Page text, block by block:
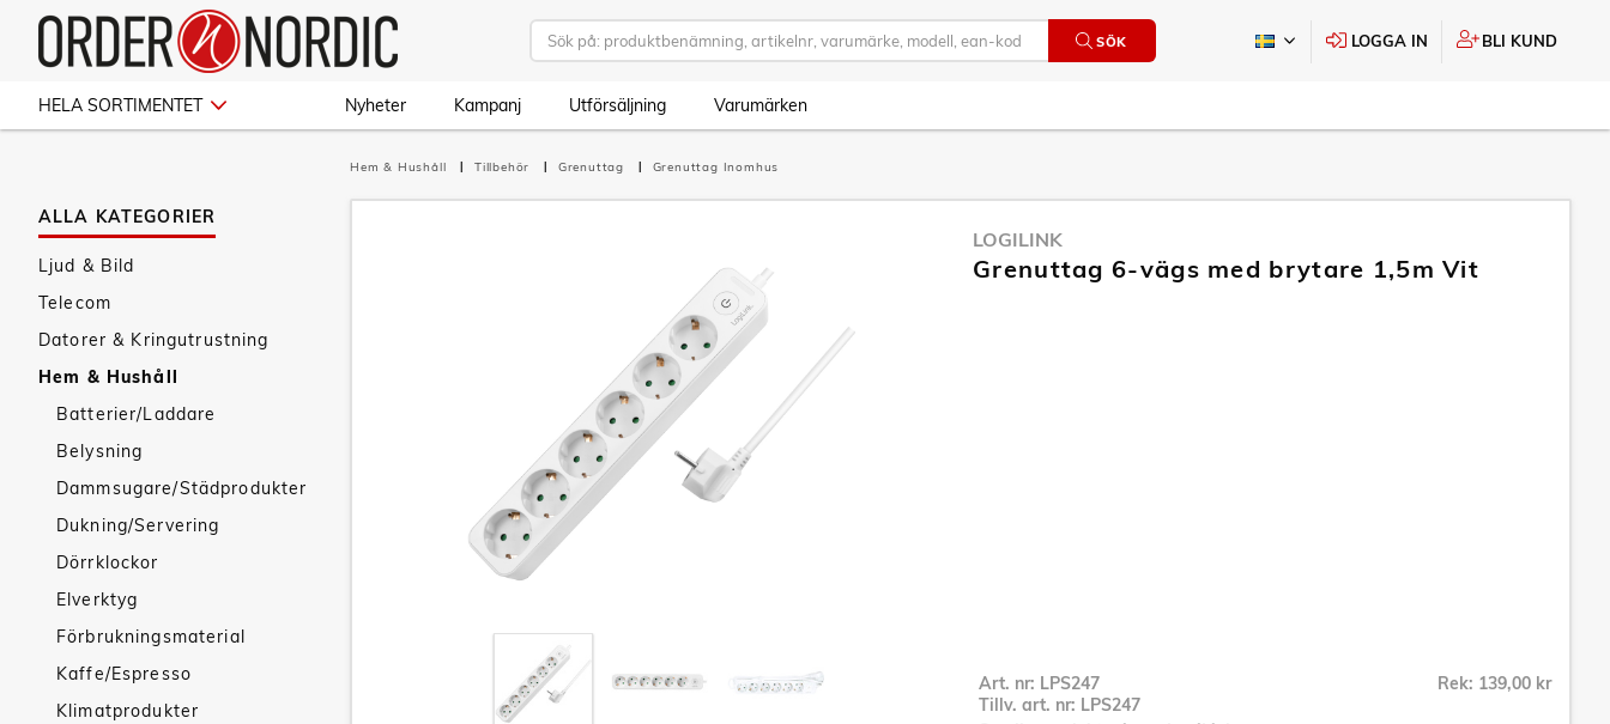
SÖK LOGGA IN BLI KUND
HELA SORTIMENTET Nyheter Kampanj Utförsäljning Varumärken
ALLA KATEGORIER
Ljud & Bild
Telecom
Datorer & Kringutrustning
Hem & Hushåll
Batterier/Laddare
Belysning
Dammsugare/Städprodukter
Dukning/Servering
Dörrklockor
Elverktyg
Förbrukningsmaterial
Kaffe/Espresso
Klimatprodukter
Hem & Hushåll Tillbehör Grenuttag Grenuttag Inomhus
LOGILINK
Grenuttag 6-vägs med brytare 1,5m Vit
Art. nr: LPS247
Tillv. art. nr: LPS247
Rek: 139,00 kr